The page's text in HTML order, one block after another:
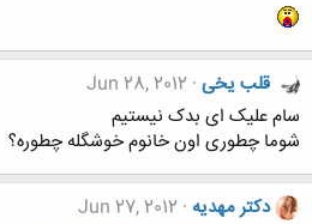
قلب یخی Jun 28, 2012
سام علیک ای بدک نیستیم
شوما چطوری اون خانوم خوشگله چطوره؟
دکتر مهدیه Jun 27, 2012